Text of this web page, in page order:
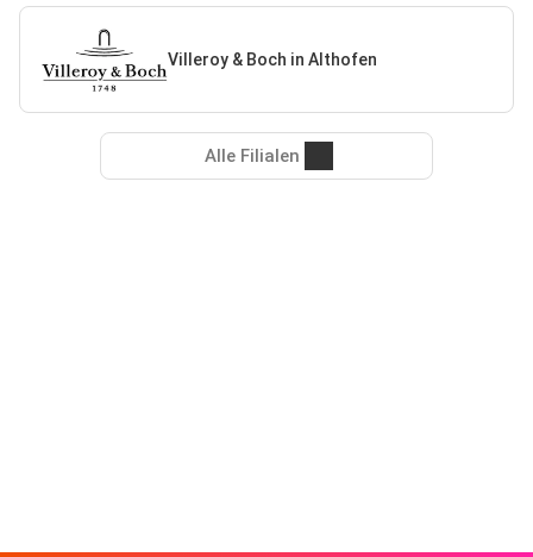
Villeroy & Boch in Althofen
Alle Filialen